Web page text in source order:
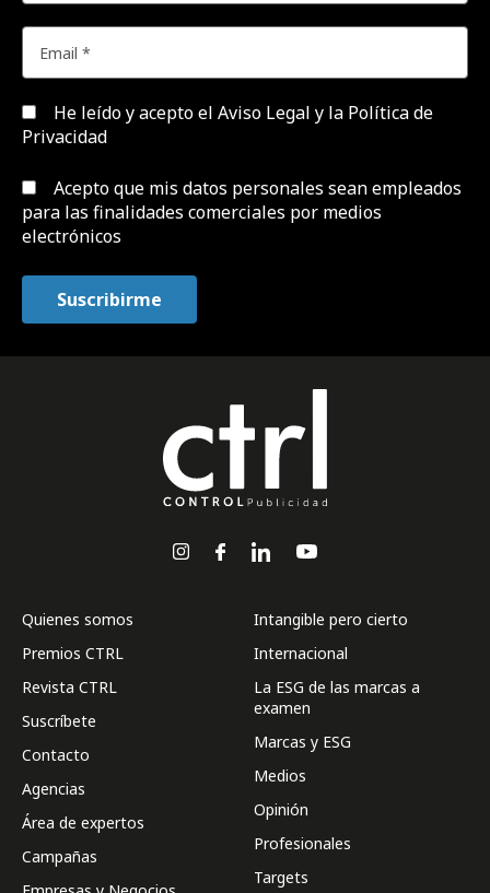
He leído y acepto el Aviso Legal y la Política de
Privacidad
Acepto que mis datos personales sean empleados
para las finalidades comerciales por medios
electrónicos
Quienes somos
Premios CTRL
Revista CTRL
Suscríbete
Contacto
Agencias
Área de expertos
Campañas
Intangible pero cierto
Internacional
La ESG de las marcas a
examen
Marcas y ESG
Medios
Opinión
Profesionales
Targets